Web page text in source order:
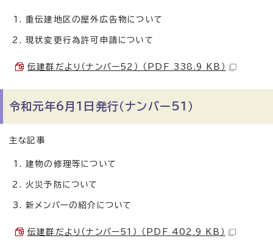
重伝建地区の屋外広告物について
現状変更行為許可申請について
伝建群だより（ナンバー52） （PDF 338.9 KB）
令和元年6月1日発行（ナンバー51）
主な記事
建物の修理等について
火災予防について
新メンバーの紹介について
伝建群だより（ナンバー51） （PDF 402.9 KB）